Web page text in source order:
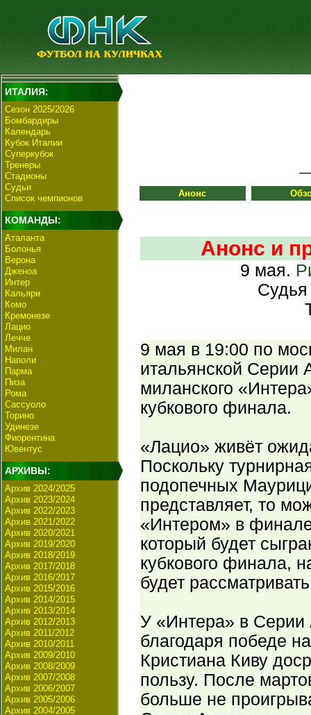
ИТАЛИЯ:
Сезон 2025/2026
Бомбардиры
Календарь
Кубок Италии
Суперкубок
Тренеры
Стадионы
Судьи
Список чемпионов
КОМАНДЫ:
Аталанта
Болонья
Верона
Дженоа
Интер
Кальяри
Комо
Кремонезе
Лацио
Лечче
Милан
Наполи
Парма
Пиза
Рома
Сассуоло
Торино
Удинезе
Фиорентина
Ювентус
АРХИВЫ:
Архив 2024/2025
Архив 2023/2024
Архив 2022/2023
Архив 2021/2022
Архив 2020/2021
Архив 2019/2020
Архив 2018/2019
Архив 2017/2018
Архив 2016/2017
Архив 2015/2016
Архив 2014/2015
Архив 2013/2014
Архив 2012/2013
Архив 2011/2012
Архив 2010/2011
Архив 2009/2010
Архив 2008/2009
Архив 2007/2008
Архив 2006/2007
Архив 2005/2006
Архив 2004/2005
Анонс
Анонс и
9 мая.
9 мая в 19:00 по
итальянской Серии
миланского
кубкового финала.
«Лацио» живёт
Поскольку
подопечных
представляет, то
«Интером» в
который будет
кубкового финала,
будет
У «Интера» в Серии
благодаря победе
Кристиана Киву
пользу. После
больше не